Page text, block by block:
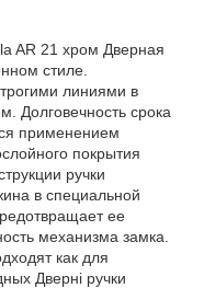
AR 21 хром Дверная
стиле.
линиями в
Долговечность срока
применением
покрытия
ручки
в специальной
ее
механизма замка.
как для
Дверні ручки